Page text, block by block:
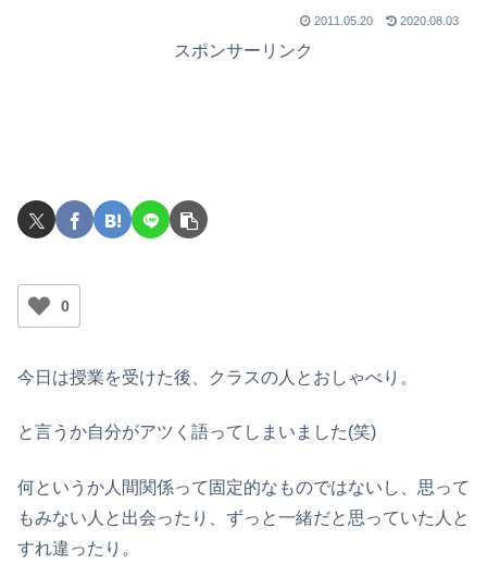
2011.05.20 2020.08.03
スポンサーリンク
0
今日は授業を受けた後、クラスの人とおしゃべり。
と言うか自分がアツく語ってしまいました(笑)
何というか人間関係って固定的なものではないし、思って
もみない人と出会ったり、ずっと一緒だと思っていた人と
すれ違ったり。